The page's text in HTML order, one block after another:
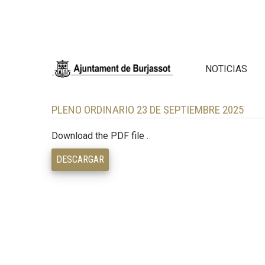
NOTICIAS
PLENO ORDINARIO 23 DE SEPTIEMBRE 2025
Download the PDF file .
DESCARGAR